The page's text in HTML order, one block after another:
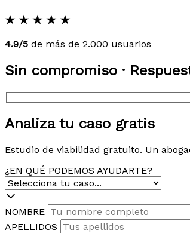
★ ★ ★ ★ ★
4.9/5 de más de 2.000 usuarios
Sin compromiso ·
Analiza tu caso gratis
Estudio de viabilidad gratuito. Un
¿EN QUÉ PODEMOS AYUDARTE?
NOMBRE
APELLIDOS